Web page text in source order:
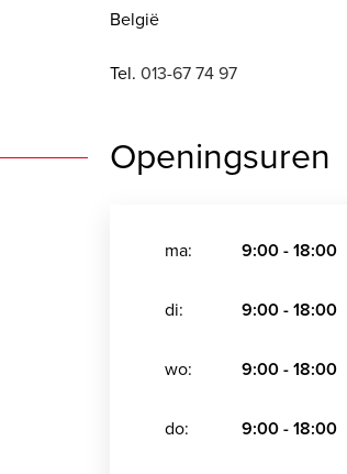
België
Tel. 013-67 74 97
Openingsuren
ma: 9:00 - 18:00
di: 9:00 - 18:00
wo: 9:00 - 18:00
do: 9:00 - 18:00